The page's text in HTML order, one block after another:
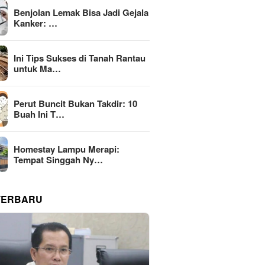
Benjolan Lemak Bisa Jadi Gejala
Kanker: …
Ini Tips Sukses di Tanah Rantau
untuk Ma…
Perut Buncit Bukan Takdir: 10
Buah Ini T…
Homestay Lampu Merapi:
Tempat Singgah Ny…